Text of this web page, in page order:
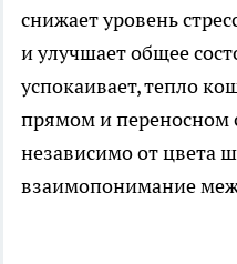
снижает уровень
и улучшает общее
успокаивает, тепло
прямом и переносном
независимо от цвета
взаимопонимание